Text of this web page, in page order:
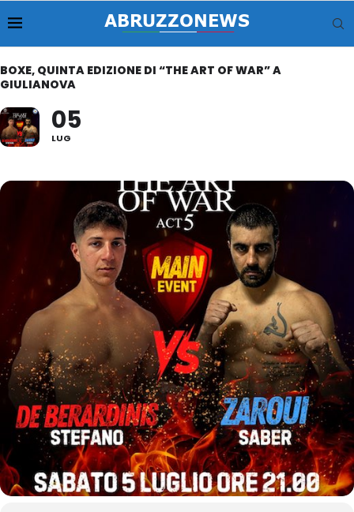
BOXE, QUINTA EDIZIONE DI “THE ART OF WAR” A
GIULIANOVA
05
LUG